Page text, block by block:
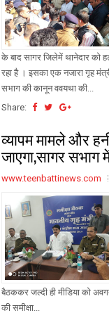
के बाद सागर जिलेमें थानेदार
रहा है । इसका एक नजारा गृह
सभाग की कानून ववयथा की...
Share:
व्यापम मामले और
जाएगा,सागर सभाग
www.teenbattinews.com
बैठककर जल्दी ही मीडिया को
की समीक्षा...